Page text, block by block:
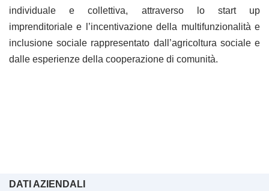
individuale e collettiva, attraverso lo start up
imprenditoriale e l’incentivazione della multifunzionalità e
inclusione sociale rappresentato dall’agricoltura sociale e
dalle esperienze della cooperazione di comunità.
DATI AZIENDALI